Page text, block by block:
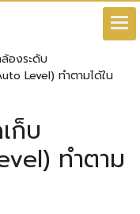
ล้องระดับ
Level) ทำตามได้ใน
ก็บ
ทำตาม